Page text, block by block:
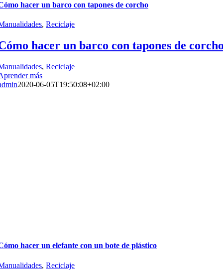
hacer un barco con tapones de corcho
, Reciclaje
hacer un barco con tapones de
, Reciclaje
más
2020-06-05T19:50:08+02:00
hacer un elefante con un bote de plástico
, Reciclaje